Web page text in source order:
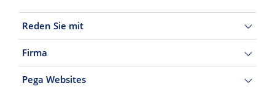
Reden Sie mit
Firma
Pega Websites